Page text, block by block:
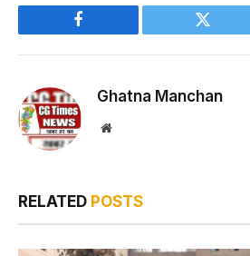
Facebook Twitter
Ghatna Manchan
Website
RELATED POSTS